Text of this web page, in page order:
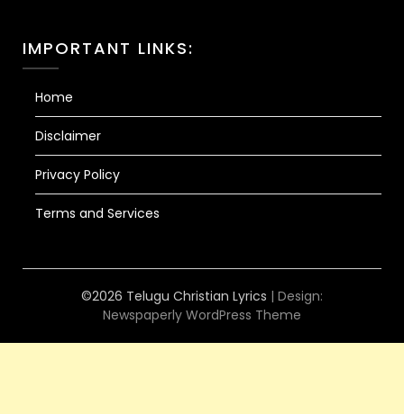
IMPORTANT LINKS:
Home
Disclaimer
Privacy Policy
Terms and Services
©2026 Telugu Christian Lyrics | Design:
Newspaperly WordPress Theme